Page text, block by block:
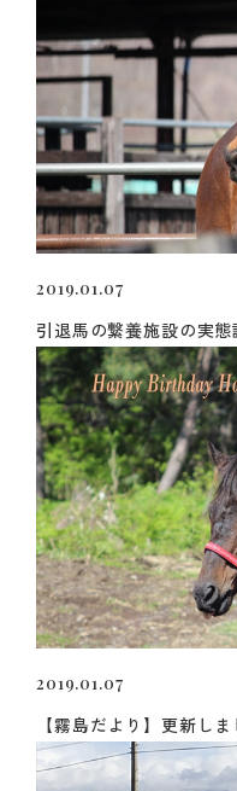
2019.01.07
引退馬の繋養施設の実
2019.01.07
【霧島だより】更新しま